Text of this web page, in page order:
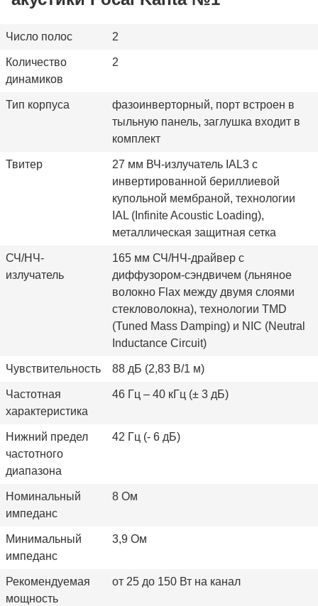
Число полос 2
Количество
динамиков
2
Тип корпуса
фазоинверторный, порт встроен в
тыльную панель, заглушка входит в
комплект
Твитер
27 мм ВЧ-излучатель IAL3 с
инвертированной бериллиевой
купольной мембраной, технологии
IAL (Infinite Acoustic Loading),
металлическая защитная сетка
СЧ/НЧ-
излучатель
165 мм СЧ/НЧ-драйвер с
диффузором-сэндвичем (льняное
волокно Flax между двумя слоями
стекловолокна), технологии TMD
(Tuned Mass Damping) и NIC (Neutral
Inductance Circuit)
Чувствительность 88 дБ (2,83 В/1 м)
Частотная
характеристика
46 Гц – 40 кГц (± 3 дБ)
Нижний предел
частотного
диапазона
42 Гц (- 6 дБ)
Номинальный
импеданс
8 Ом
Минимальный
импеданс
3,9 Ом
Рекомендуемая
мощность
от 25 до 150 Вт на канал